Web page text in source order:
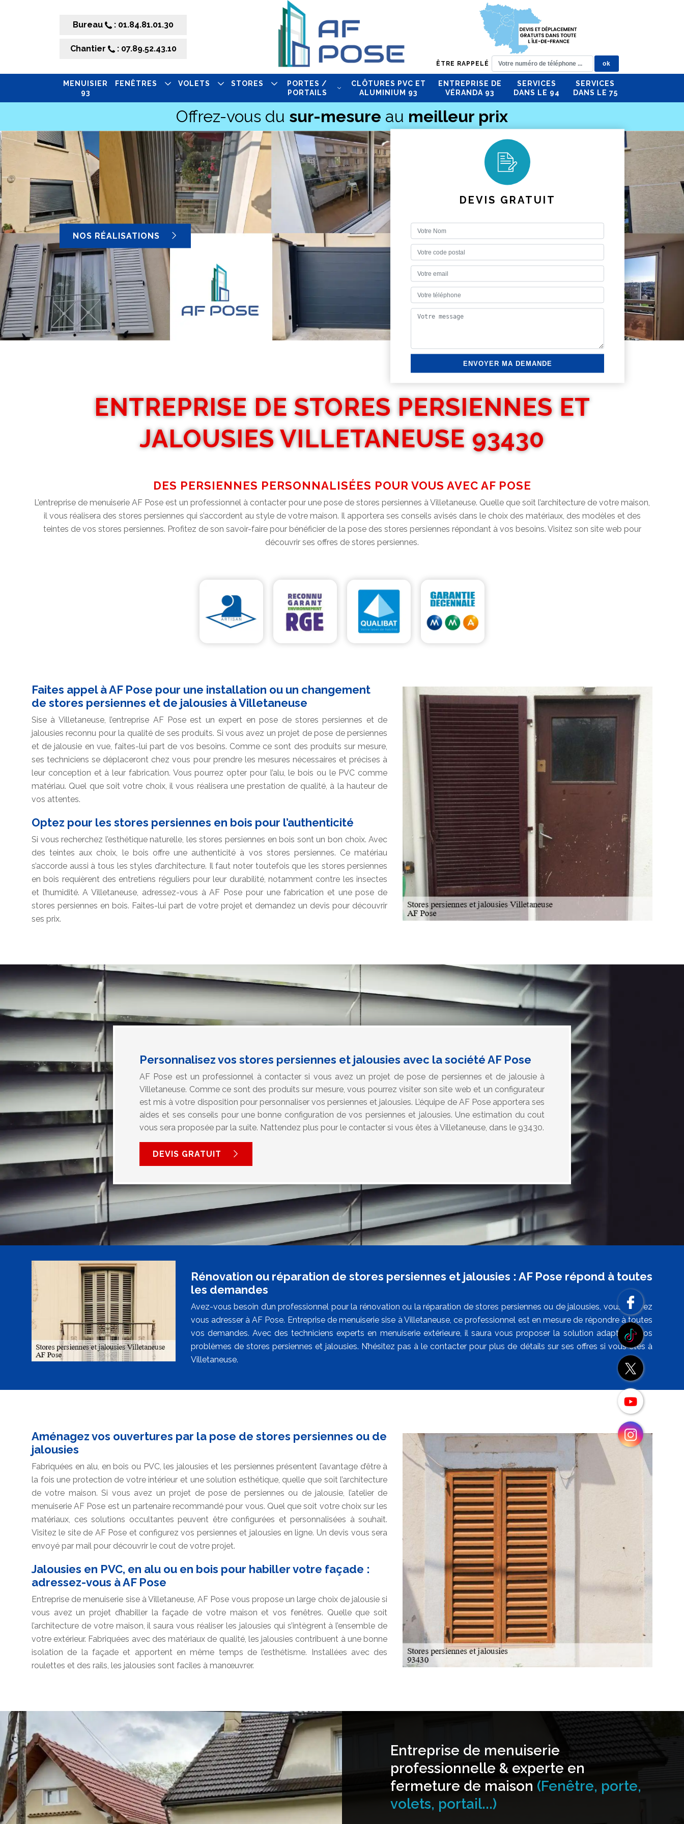
Bureau : 01.84.81.01.30
Chantier : 07.89.52.43.10
ÊTRE RAPPELÉ
MENUISIER
93
FENÊTRES VOLETS STORES
PORTES /
PORTAILS
CLÔTURES PVC ET
ALUMINIUM 93
ENTREPRISE DE
VÉRANDA 93
SERVICES
DANS LE 94
SERVICES
DANS LE 75
Offrez-vous du sur-mesure au meilleur prix
NOS RÉALISATIONS
DEVIS GRATUIT
ENTREPRISE DE STORES PERSIENNES ET
JALOUSIES VILLETANEUSE 93430
DES PERSIENNES PERSONNALISÉES POUR VOUS AVEC AF POSE
L’entreprise de menuiserie AF Pose est un professionnel à contacter pour une pose de stores persiennes à Villetaneuse. Quelle que soit l’architecture de votre maison,
il vous réalisera des stores persiennes qui s’accordent au style de votre maison. Il apportera ses conseils avisés dans le choix des matériaux, des modèles et des
teintes de vos stores persiennes. Profitez de son savoir-faire pour bénéficier de la pose des stores persiennes répondant à vos besoins. Visitez son site web pour
découvrir ses offres de stores persiennes.
Faites appel à AF Pose pour une installation ou un changement
de stores persiennes et de jalousies à Villetaneuse
Sise à Villetaneuse, l’entreprise AF Pose est un expert en pose de stores persiennes et de
jalousies reconnu pour la qualité de ses produits. Si vous avez un projet de pose de persiennes
et de jalousie en vue, faites-lui part de vos besoins. Comme ce sont des produits sur mesure,
ses techniciens se déplaceront chez vous pour prendre les mesures nécessaires et précises à
leur conception et à leur fabrication. Vous pourrez opter pour l’alu, le bois ou le PVC comme
matériau. Quel que soit votre choix, il vous réalisera une prestation de qualité, à la hauteur de
vos attentes.
Optez pour les stores persiennes en bois pour l’authenticité
Si vous recherchez l’esthétique naturelle, les stores persiennes en bois sont un bon choix. Avec
des teintes aux choix, le bois offre une authenticité à vos stores persiennes. Ce matériau
s’accorde aussi à tous les styles d’architecture. Il faut noter toutefois que les stores persiennes
en bois requièrent des entretiens réguliers pour leur durabilité, notamment contre les insectes
et l’humidité. A Villetaneuse, adressez-vous à AF Pose pour une fabrication et une pose de
stores persiennes en bois. Faites-lui part de votre projet et demandez un devis pour découvrir
ses prix.
Personnalisez vos stores persiennes et jalousies avec la société AF Pose
AF Pose est un professionnel à contacter si vous avez un projet de pose de persiennes et de jalousie à
Villetaneuse. Comme ce sont des produits sur mesure, vous pourrez visiter son site web et un configurateur
est mis à votre disposition pour personnaliser vos persiennes et jalousies. L’équipe de AF Pose apportera ses
aides et ses conseils pour une bonne configuration de vos persiennes et jalousies. Une estimation du cout
vous sera proposée par la suite. N’attendez plus pour le contacter si vous êtes à Villetaneuse, dans le 93430.
DEVIS GRATUIT
Rénovation ou réparation de stores persiennes et jalousies : AF Pose répond à toutes
les demandes
Avez-vous besoin d’un professionnel pour la rénovation ou la réparation de stores persiennes ou de jalousies, vous pouvez
vous adresser à AF Pose. Entreprise de menuiserie sise à Villetaneuse, ce professionnel est en mesure de répondre à toutes
vos demandes. Avec des techniciens experts en menuiserie extérieure, il saura vous proposer la solution adaptée à vos
problèmes de stores persiennes et jalousies. N’hésitez pas à le contacter pour plus de détails sur ses offres si vous êtes à
Villetaneuse.
Aménagez vos ouvertures par la pose de stores persiennes ou de
jalousies
Fabriquées en alu, en bois ou PVC, les jalousies et les persiennes présentent l’avantage d’être à
la fois une protection de votre intérieur et une solution esthétique, quelle que soit l’architecture
de votre maison. Si vous avez un projet de pose de persiennes ou de jalousie, l’atelier de
menuiserie AF Pose est un partenaire recommandé pour vous. Quel que soit votre choix sur les
matériaux, ces solutions occultantes peuvent être configurées et personnalisées à souhait.
Visitez le site de AF Pose et configurez vos persiennes et jalousies en ligne. Un devis vous sera
envoyé par mail pour découvrir le cout de votre projet.
Jalousies en PVC, en alu ou en bois pour habiller votre façade :
adressez-vous à AF Pose
Entreprise de menuiserie sise à Villetaneuse, AF Pose vous propose un large choix de jalousie si
vous avez un projet d’habiller la façade de votre maison et vos fenêtres. Quelle que soit
l’architecture de votre maison, il saura vous réaliser les jalousies qui s’intègrent à l’ensemble de
votre extérieur. Fabriquées avec des matériaux de qualité, les jalousies contribuent à une bonne
isolation de la façade et apportent en même temps de l’esthétisme. Installées avec des
roulettes et des rails, les jalousies sont faciles à manœuvrer.
Entreprise de menuiserie
professionnelle & experte en
fermeture de maison (Fenêtre, porte,
volets, portail...)